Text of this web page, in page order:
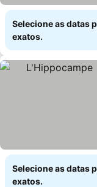
Selecione as datas
exatos.
Selecione as datas
exatos.